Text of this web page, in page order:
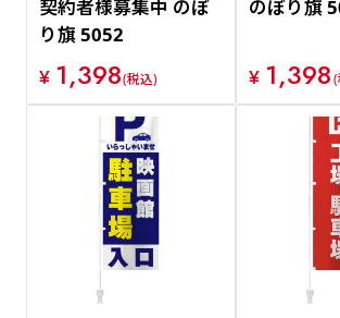
契約者様募集中 のぼ
り旗 5052
¥ 1,398(税込)
のぼり旗
¥ 1,398